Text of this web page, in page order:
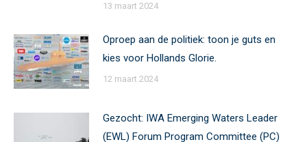
13 maart 2024
Oproep aan de politiek: toon je guts en
kies voor Hollands Glorie.
12 maart 2024
Gezocht: IWA Emerging Waters Leader
(EWL) Forum Program Committee (PC)